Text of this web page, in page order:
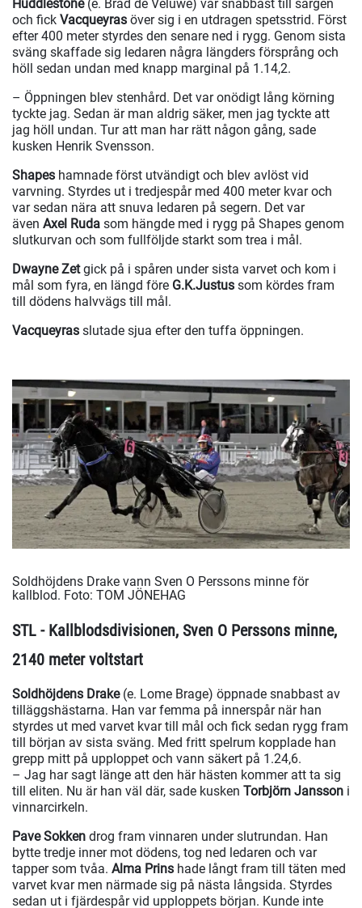
Huddlestone (e. Brad de Veluwe) var snabbast till sargen
och fick Vacqueyras över sig i en utdragen spetsstrid. Först
efter 400 meter styrdes den senare ned i rygg. Genom sista
sväng skaffade sig ledaren några längders försprång och
höll sedan undan med knapp marginal på 1.14,2.
– Öppningen blev stenhård. Det var onödigt lång körning
tyckte jag. Sedan är man aldrig säker, men jag tyckte att
jag höll undan. Tur att man har rätt någon gång, sade
kusken Henrik Svensson.
Shapes hamnade först utvändigt och blev avlöst vid
varvning. Styrdes ut i tredjespår med 400 meter kvar och
var sedan nära att snuva ledaren på segern. Det var
även Axel Ruda som hängde med i rygg på Shapes genom
slutkurvan och som fullföljde starkt som trea i mål.
Dwayne Zetgick på i spåren under sista varvet och kom i
mål som fyra, en längd före G.K.Justus som kördes fram
till dödens halvvägs till mål.
Vacqueyras slutade sjua efter den tuffa öppningen.
Soldhöjdens Drake vann Sven O Perssons minne för
kallblod. Foto: TOM JÖNEHAG
STL - Kallblodsdivisionen, Sven O Perssons minne,
2140 meter voltstart
Soldhöjdens Drake(e. Lome Brage) öppnade snabbast av
tilläggshästarna. Han var femma på innerspår när han
styrdes ut med varvet kvar till mål och fick sedan rygg fram
till början av sista sväng. Med fritt spelrum kopplade han
grepp mitt på upploppet och vann säkert på 1.24,6.
– Jag har sagt länge att den här hästen kommer att ta sig
till eliten. Nu är han väl där, sade kusken Torbjörn Jansson i
vinnarcirkeln.
Pave Sokken drog fram vinnaren under slutrundan. Han
bytte tredje inner mot dödens, tog ned ledaren och var
tapper som tvåa. Alma Prins hade långt fram till täten med
varvet kvar men närmade sig på nästa långsida. Styrdes
sedan ut i fjärdespår vid upploppets början. Kunde inte